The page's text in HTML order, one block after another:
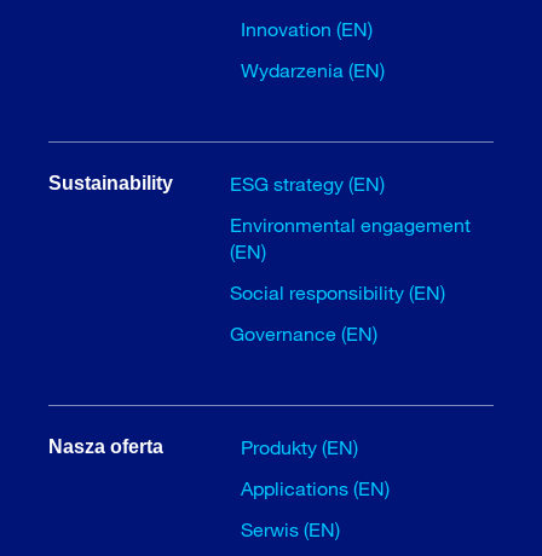
Innovation (EN)
Wydarzenia (EN)
Sustainability
ESG strategy (EN)
Environmental engagement
(EN)
Social responsibility (EN)
Governance (EN)
Nasza oferta
Produkty (EN)
Applications (EN)
Serwis (EN)